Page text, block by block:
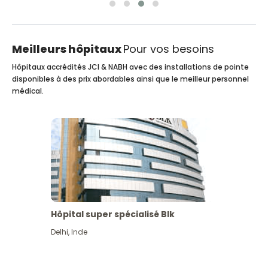
Meilleurs hôpitauxPour vos besoins
Hôpitaux accrédités JCI & NABH avec des installations de pointe
disponibles à des prix abordables ainsi que le meilleur personnel
médical.
Hôpital super spécialisé Blk
Delhi,Inde